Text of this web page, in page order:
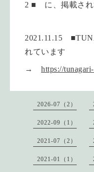
2 ■ に、掲載され
2021.11.15
れています
→ https://
2026-07（2）
2022-09（1）
2021-07（2）
2021-01（1）